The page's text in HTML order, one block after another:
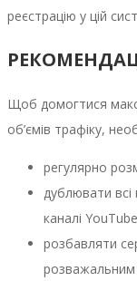
реєстрацію у цій
Щоб домогтися
об’ємів трафіку,
регулярно
дублювати всі
каналі
розбавляти